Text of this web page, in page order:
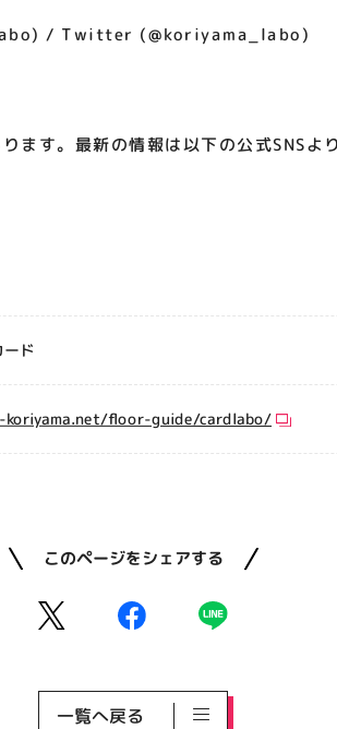
/ Twitter (@koriyama_labo)
す。最新の情報は以下の公式SNSよ
ド
floor-guide/cardlabo/
このページをシェアする
一覧へ戻る